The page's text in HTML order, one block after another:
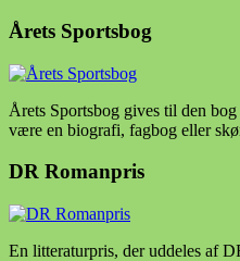
Årets Sportsbog
Årets Sportsbog gives til den
være en biografi, fagbog eller
DR Romanpris
En litteraturpris, der uddeles af